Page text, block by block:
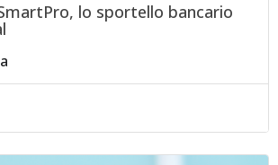
lo sportello bancario